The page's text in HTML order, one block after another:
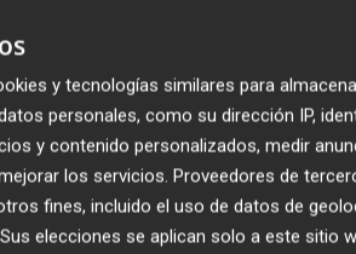
la anterior, y actualmente hay 171
de la semana anterior.
datos suponen que el 95,1 % de
aulas en funcionamiento.
las clases presenciales sin que
y tecnologías similares para
personales, como su dirección IP,
y contenido personalizados, medir
los servicios. Proveedores de
fines, incluido el uso de datos de
elecciones se aplican solo a este sitio